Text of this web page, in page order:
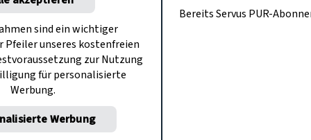
mit Holzstäbchen aus dem
herbstliche Deko für den Tisch.
wie leicht das geht.
sind ein wichtiger
unseres kostenfreien
zur Nutzung
für personalisierte
Werbung.
Werbung
Bereits Servus PUR-